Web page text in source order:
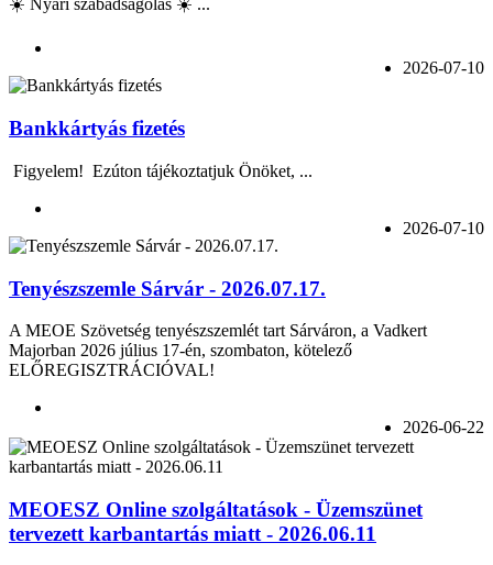
☀️ Nyári szabadságolás ☀️ ...
2026-07-10
Bankkártyás fizetés
Figyelem! Ezúton tájékoztatjuk Önöket, ...
2026-07-10
Tenyészszemle Sárvár - 2026.07.17.
A MEOE Szövetség tenyészszemlét tart Sárváron, a Vadkert
Majorban 2026 július 17-én, szombaton, kötelező
ELŐREGISZTRÁCIÓVAL!
2026-06-22
MEOESZ Online szolgáltatások - Üzemszünet
tervezett karbantartás miatt - 2026.06.11